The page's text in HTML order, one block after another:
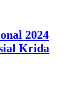
2024
Krida